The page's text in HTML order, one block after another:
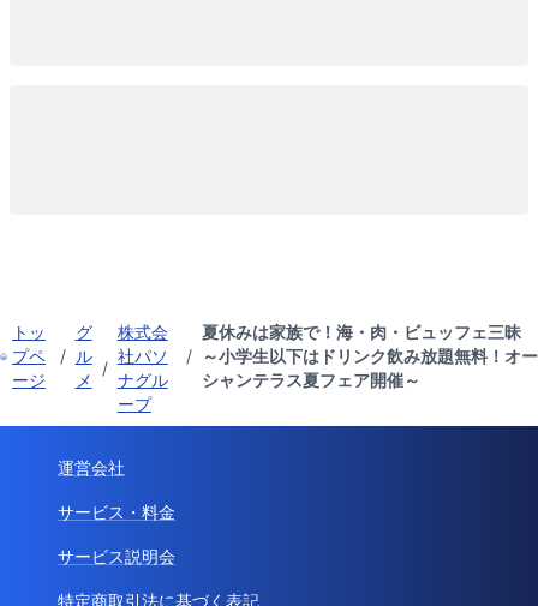
トッ
プペ
ージ
/
グ
ル
メ
/
株式会
社パソ
ナグル
ープ
/
夏休みは家族で！海・肉・ビュッフェ三昧
～小学生以下はドリンク飲み放題無料！オー
シャンテラス夏フェア開催～
運営会社
サービス・料金
サービス説明会
特定商取引法に基づく表記